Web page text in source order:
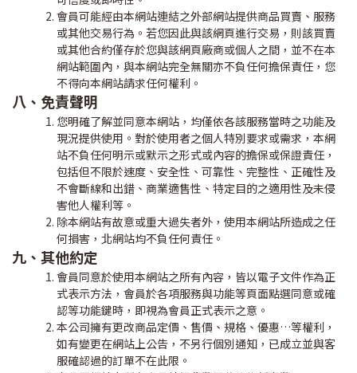
會員可能經由本網站連結之外部網站提供商品買賣、服務
或其他交易行為。若您因此與該網頁進行交易，則該買賣
或其他合約僅存於您與該網頁廠商或個人之間，並不在本
網站範圍內，與本網站完全無關亦不負任何擔保責任，您
不得向本網站請求任何權利。
八、免責聲明
您明確了解並同意本網站，均僅依各該服務當時之功能及
現況提供使用。對於使用者之個人特別要求或需求，本網
站不負任何明示或默示之形式或內容的擔保或保證責任，
包括但不限於速度、安全性、可靠性、完整性、正確性及
不會斷線和出錯、商業適售性、特定目的之適用性及未侵
害他人權利等。
除本網站有故意或重大過失者外，使用本網站所造成之任
何損害，北網站均不負任何責任。
九、其他約定
會員同意於使用本網站之所有內容，皆以電子文件作為正
式表示方法，會員於各項服務與功能等頁面點選同意或確
認等功能鍵時，即視為會員正式表示之意。
本公司擁有更改商品定價、售價、規格、優惠…等權利，
如有變更在網站上公告，不另行個別通知，已成立並與客
服確認過的訂單不在此限。